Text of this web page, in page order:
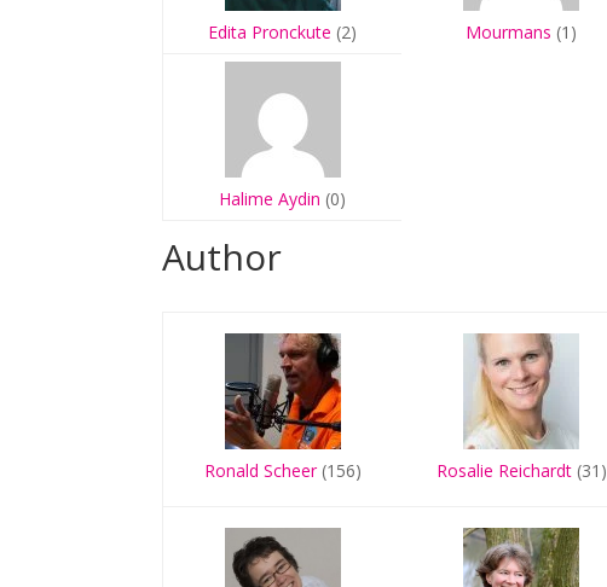
Edita Pronckute (2) Mourmans (1)
Halime Aydin (0)
Author
Ronald Scheer(156) Rosalie Reichardt(31)